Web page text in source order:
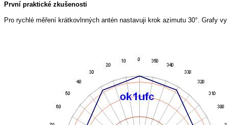
První praktické zkušenosti
Pro rychlé měření krátkovlnných antén nastavuji krok azimutu 30°. Grafy